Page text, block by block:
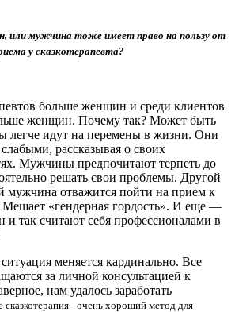
или мужчина тоже имеет право на пользу от
у сказкотерапевта?
больше женщин и среди клиентов
женщин. Почему так? Может быть
легче идут на перемены в жизни. Они
слабыми, рассказывая о своих
Мужчины предпочитают терпеть до
решать свои проблемы. Другой
отважится пойти на прием к
«гендерная гордость». И еще —
так считают себя профессионалами в
меняется кардинально. Все
за личной консультацией к
нам удалось заработать
сказкотерапия - очень хороший метод для